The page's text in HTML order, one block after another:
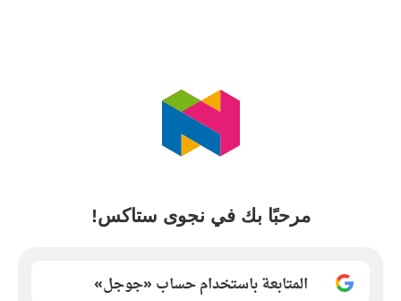
مرحبًا بك في نجوى ستاكس!
المتابعة باستخدام حساب «جوجل»